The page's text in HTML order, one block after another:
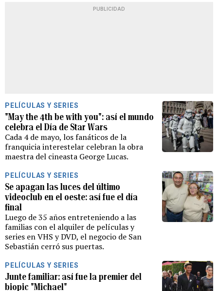
PUBLICIDAD
PELÍCULAS Y SERIES
"May the 4th be with you": así el mundo
celebra el Día de Star Wars
Cada 4 de mayo, los fanáticos de la
franquicia interestelar celebran la obra
maestra del cineasta George Lucas.
PELÍCULAS Y SERIES
Se apagan las luces del último
videoclub en el oeste: así fue el día
final
Luego de 35 años entreteniendo a las
familias con el alquiler de películas y
series en VHS y DVD, el negocio de San
Sebastián cerró sus puertas.
PELÍCULAS Y SERIES
Junte familiar: así fue la premier del
biopic "Michael"